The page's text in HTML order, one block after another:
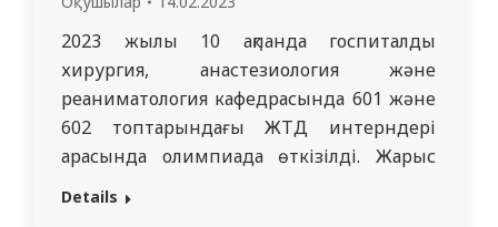
2023 жылы 10 ақпанда госпиталды
хирургия, анастезиология және
реаниматология кафедрасында 601 және
602 топтарындағы ЖТД интерндері
арасында олимпиада өткізілді. Жарыс
бірнеше кезеңнен тұрды. Тестілеу,
Details